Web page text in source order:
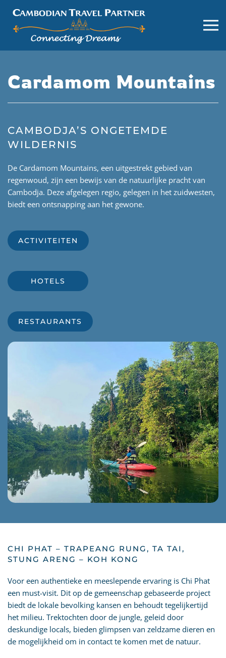
Cardamom Mountains
CAMBODJA’S ONGETEMDE
WILDERNIS
De Cardamom Mountains, een uitgestrekt gebied van
regenwoud, zijn een bewijs van de natuurlijke pracht van
Cambodja. Deze afgelegen regio, gelegen in het zuidwesten,
biedt een ontsnapping aan het gewone.
ACTIVITEITEN
HOTELS
RESTAURANTS
CHI PHAT – TRAPEANG RUNG, TA TAI,
STUNG ARENG – KOH KONG
Voor een authentieke en meeslepende ervaring is Chi Phat
een must-visit. Dit op de gemeenschap gebaseerde project
biedt de lokale bevolking kansen en behoudt tegelijkertijd
het milieu. Trektochten door de jungle, geleid door
deskundige locals, bieden glimpsen van zeldzame dieren en
de mogelijkheid om in contact te komen met de natuur.